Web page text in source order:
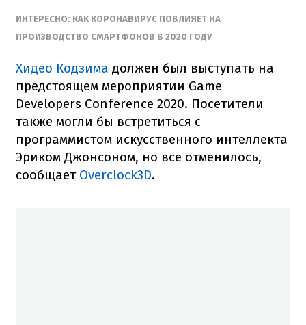
ИНТЕРЕСНО: КАК КОРОНАВИРУС ПОВЛИЯЕТ НА
ПРОИЗВОДСТВО СМАРТФОНОВ В 2020 ГОДУ
Хидео Кодзима должен был выступать на
предстоящем мероприятии Game
Developers Conference 2020. Посетители
также могли бы встретиться с
программистом искусственного интеллекта
Эриком Джонсоном, но все отменилось,
сообщает Overclock3D.